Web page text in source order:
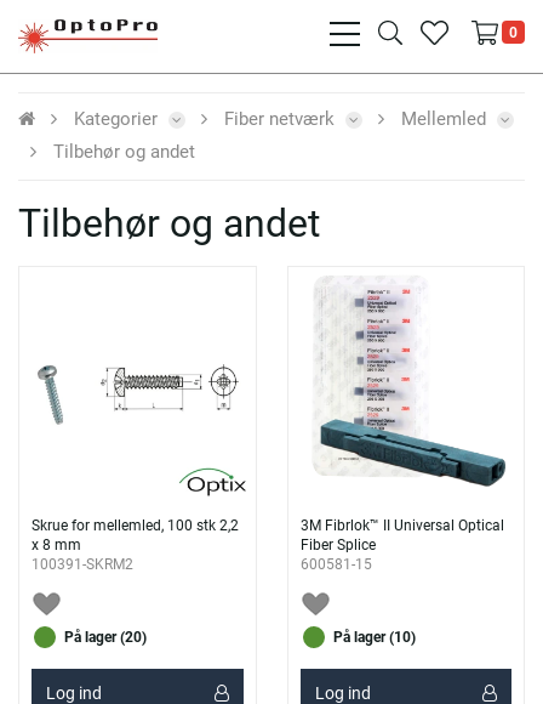
bars
light
searchheart
0
Kategorier Fiber netværk
Mellemled
Tilbehør og andet
Tilbehør og andet
Skrue for mellemled, 100 stk 2,2
x 8 mm
100391-SKRM2
På lager (20)
Log ind
3M Fibrlok™ II Universal Optical
Fiber Splice
600581-15
På lager (10)
Log ind